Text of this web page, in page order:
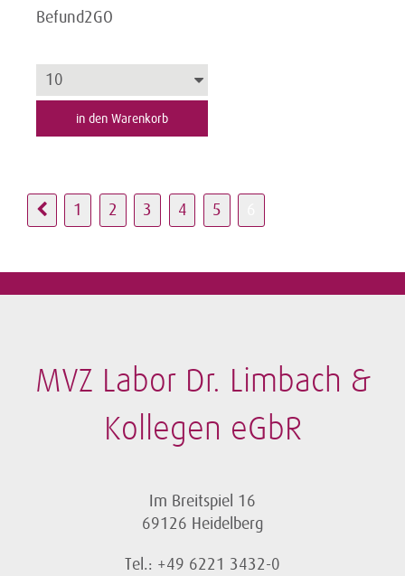
Befund2GO
in den Warenkorb
1 2 3 4 5
MVZ Labor Dr. Limbach &
Kollegen eGbR
Im Breitspiel 16
69126 Heidelberg
Tel.: +49 6221 3432-0